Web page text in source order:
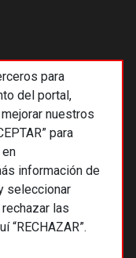
para
del portal,
nuestros
para
información de
seleccionar
las
SCCL